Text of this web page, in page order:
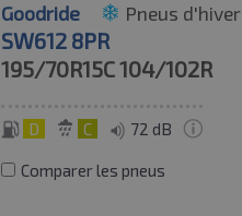
Goodride Pneus d'hiver
SW612 8PR
195/70R15C104/102R
D C 72 dB
Comparer les pneus